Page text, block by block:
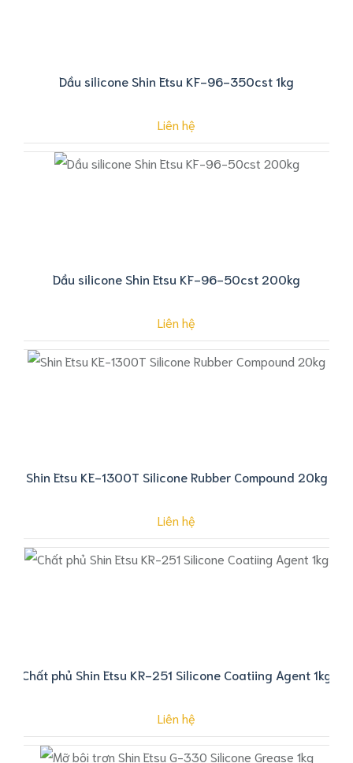
Dầu silicone Shin Etsu KF-96-350cst 1kg
Liên hệ
Dầu silicone Shin Etsu KF-96-50cst 200kg
Liên hệ
Shin Etsu KE-1300T Silicone Rubber Compound 20kg
Liên hệ
Chất phủ Shin Etsu KR-251 Silicone Coatiing Agent 1kg
Liên hệ